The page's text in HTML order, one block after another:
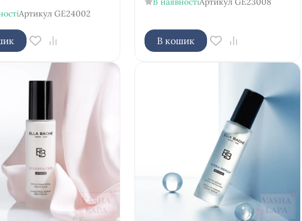
Артикул GE24002
В кошик